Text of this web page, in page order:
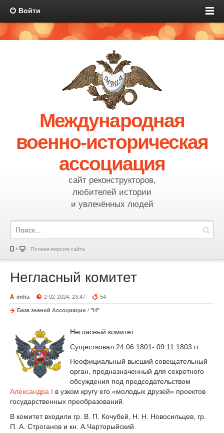
Войти
Международная
военно-историческая
ассоциация
сайт реконструкторов,
любителей истории
и увлечённых людей
Полная версия сайта
Негласный комитет
imha 2-02-2024, 23:47 54
База знаний Ассоциации / "Н"
Негласный комитет
Существовал 24.06.1801- 09.11.1803 гг.
Неофициальный высший совещательный
орган, предназначенный для секретного
обсуждения под председательством
Александра I в узком кругу его «молодых друзей» проектов
государственных преобразований.
В комитет входили гр. В. П. Кочубей, Н. Н. Новосильцев, гр.
П. А. Строганов и кн. А.Чарторыйский.